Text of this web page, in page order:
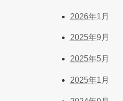
2026年1月
2025年9月
2025年5月
2025年1月